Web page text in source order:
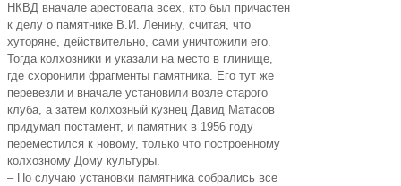
НКВД вначале арестовала всех, кто был причастен
к делу о памятнике В.И. Ленину, считая, что
хуторяне, действительно, сами уничтожили его.
Тогда колхозники и указали на место в глинище,
где схоронили фрагменты памятника. Его тут же
перевезли и вначале установили возле старого
клуба, а затем колхозный кузнец Давид Матасов
придумал постамент, и памятник в 1956 году
переместился к новому, только что построенному
колхозному Дому культуры.
– По случаю установки памятника собрались все